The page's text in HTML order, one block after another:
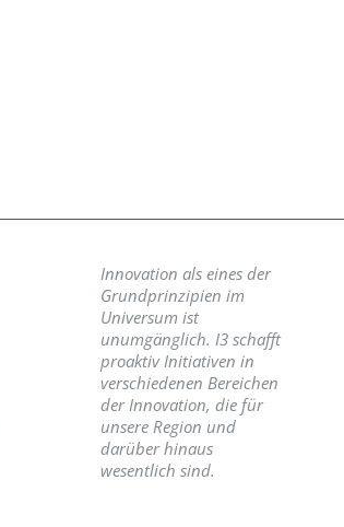
Innovation als eines der
Grundprinzipien im
Universum ist
unumgänglich. I3 schafft
proaktiv Initiativen in
verschiedenen Bereichen
der Innovation, die für
unsere Region und
darüber hinaus
wesentlich sind.